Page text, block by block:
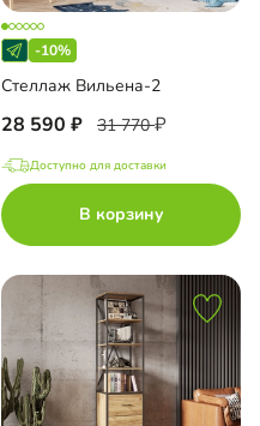
-10%
Стеллаж Вильена-2
28 590 31 770
Доступно для доставки
В корзину